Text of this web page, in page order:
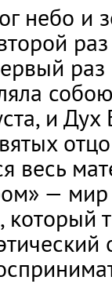
небо
раз
и
весь
—
который